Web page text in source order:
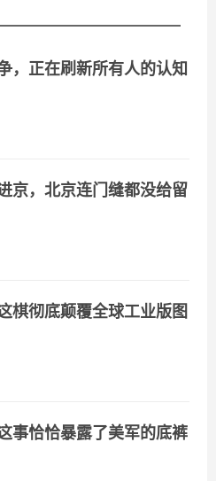
，正在刷新所有人的认知
京，北京连门缝都没给留
棋彻底颠覆全球工业版图
事恰恰暴露了美军的底裤